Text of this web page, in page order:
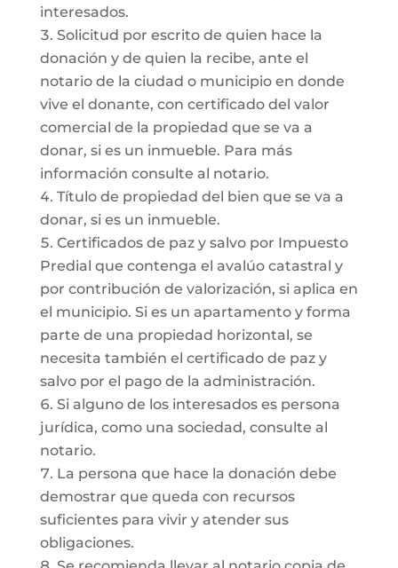
interesados.
Solicitud por escrito de quien hace la
donación y de quien la recibe, ante el
notario de la ciudad o municipio en donde
vive el donante, con certificado del valor
comercial de la propiedad que se va a
donar, si es un inmueble. Para más
información consulte al notario.
Título de propiedad del bien que se va a
donar, si es un inmueble.
Certificados de paz y salvo por Impuesto
Predial que contenga el avalúo catastral y
por contribución de valorización, si aplica en
el municipio. Si es un apartamento y forma
parte de una propiedad horizontal, se
necesita también el certificado de paz y
salvo por el pago de la administración.
Si alguno de los interesados es persona
jurídica, como una sociedad, consulte al
notario.
La persona que hace la donación debe
demostrar que queda con recursos
suficientes para vivir y atender sus
obligaciones.